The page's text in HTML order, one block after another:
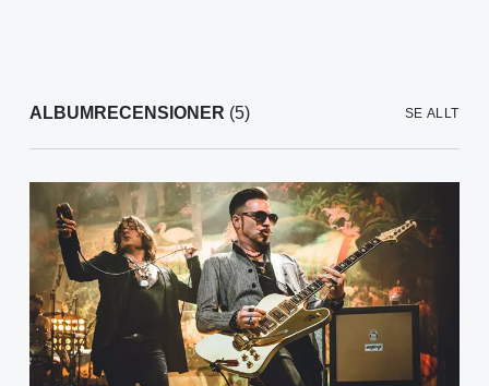
ALBUMRECENSIONER (5) SE ALLT